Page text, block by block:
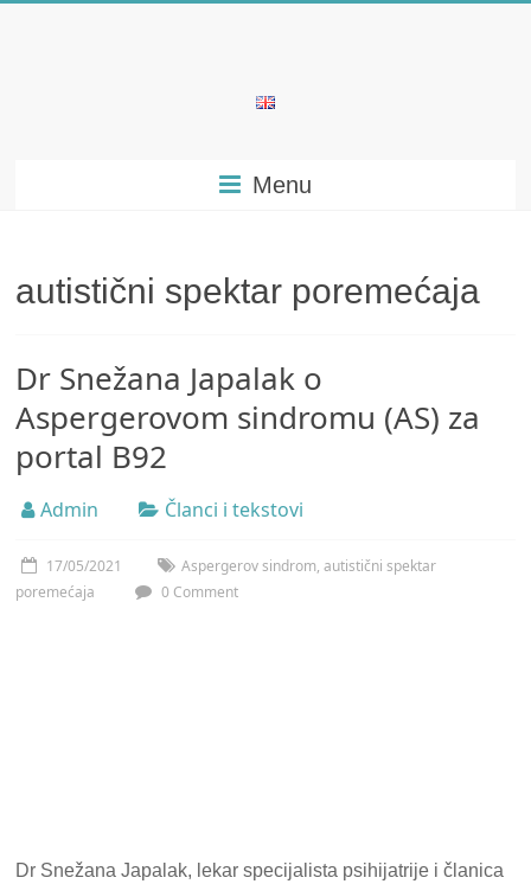
psihijatrije
Menu
autistični spektar poremećaja
Dr Snežana Japalak o
Aspergerovom sindromu (AS) za
portal B92
Admin Članci i tekstovi
17/05/2021 Aspergerov sindrom,autistični spektar
poremećaja
0 Comment
Dr Snežana Japalak, lekar specijalista psihijatrije i članica